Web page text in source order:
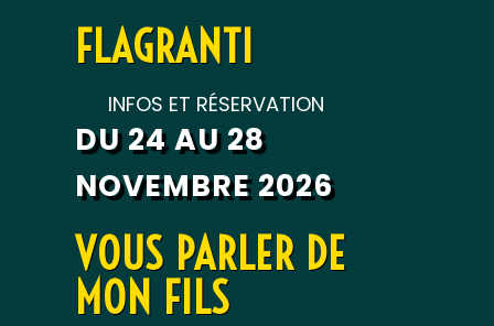
FLAGRANTI
INFOS ET RÉSERVATION
DU 24 AU 28
NOVEMBRE 2026
VOUS PARLER DE
MON FILS